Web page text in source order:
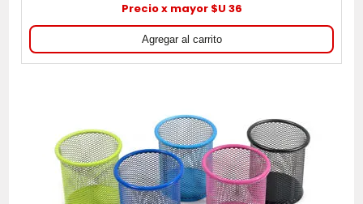
Precio x mayor $U 36